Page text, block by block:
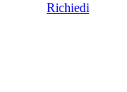
Richiedi